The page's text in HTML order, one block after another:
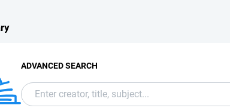
ADVANCED SEARCH